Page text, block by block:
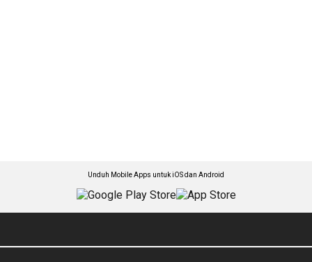
Unduh Mobile Apps untuk iOS dan Android